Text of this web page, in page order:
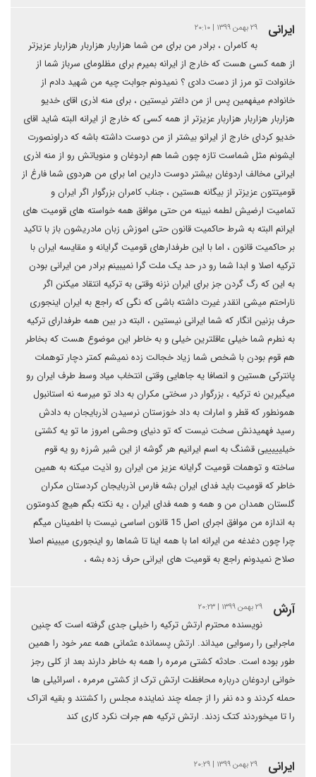
ایرانی ۲۹ بهمن ۱۳۹۹ | ۲۰:۱۰
به کامران ، برادر من برای من شما هزاربار هزاربار هزاربار عزیزتر
از همه کسی هست که خارج از ایرانه بمیرم برای مظلومای سرباز شما از
خانوادت تو مرز از دست دادی ؟ نمیدونم جوابت چیه من شهید دادم از
خانوادم میفهمین پس از من داغتر نیستین ، برای منه اذری اقای خدیو
هزاربار هزاربار هزاربار عزیزتر از همه کسی که خارج از ایرانه البته شاید اقای
خدیو کردای خارج از ایرانو بیشتر از من دوست داشته باشه که دراونصورت
ایشونم مثل شماست تازه چون شما هم اردوغان و منویاتش رو از منه اذری
ایرانی مخالف اردوغان بیشتر دوست دارین اما برای من هردوی شما فارغ از
قومیتتون عزیزتر از بیگانه هستین ، جناب کامران بزرگوار اگر ایران و
تمامیت ارضیش لطمه نبینه من حتی موافق همه خواسته های قومیت های
ایرانم البته به شرط حاکمیت قانون حتی اموزش زبان مادریشون باز با تاکید
بر حاکمیت قانون ، اما با این طرفدارهای قومیت گرایانه و مقایسه ایران با
ترکیه اصلا و ابدا شما رو در حد یک ملت گرا نمیبینم برادر من ایرانی بودن
به این که رگ گردن جز برای ایران نزنه وقتی به ترکیه انتقاد میکنن اگر
ناراحتم میشی انقدر غیرت داشته باشی که نگی که راجع به ایران اینجوری
حرف بزنین انگار که شما ایرانی نیستین ، البته در بین همه طرفدارای ترکیه
به نطرم شما خیلی عاقلترین خیلی و به خاطر این موضوع هست که بخاطر
هم قوم بودن با شخص شما زیاد خجالت زده نمیشم کمتر دچار توهمات
پانترکی هستین و انصافا یه جاهایی وقتی انتخاب میاد وسط طرف ایران رو
میگیرین نه ترکیه ، بزرگوار در سختی مکران به داد تو میرسه نه استانبول
همونطور که قطر و امارات به داد خوزستان نرسیدن اذربایجان به دادش
رسید فهمیدنش سخت نیست که تو دنیای وحشی امروز ما تو یه کشتی
خیلیییییی قشنگ به اسم ایرانیم هر گوشه از این شیر شرزه رو یه قوم
ساخته و توهمات قومیت گرایانه عزیز من ایران رو اذیت میکنه به همین
خاطر که قومیت باید فدای ایران بشه فارس اذربایجان کردستان مکران
گلستان همدان من و همه و همه فدای ایران ، یه نکته بگم هیچ کدومتون
به اندازه من موافق اجرای اصل 15 قانون اساسی نیست با اطمینان میگم
چرا چون دغدغه من ایرانه اما با همه اینا تا شماها رو اینجوری میبینم اصلا
صلاح نمیدونم راجع به قومیت های ایرانی حرف زده بشه ،
آرش ۲۹ بهمن ۱۳۹۹ | ۲۰:۲۳
نویسنده محترم ارتش ترکیه را خیلی جدی گرفته است که چنین
ماجرایی را رسوایی میداند. ارتش پسمانده عثمانی همه عمر خود را همین
طور بوده است. حادثه کشتی مرمره را همه به خاطر دارند بعد از کلی رجز
خوانی اردوغان درباره محافظت ارتش ترک از کشتی مرمره ، اسرائیلی ها
حمله کردند و ده نفر را از جمله چند نماینده مجلس را کشتند و بقیه اتراک
را تا میخوردند کتک زدند. ارتش ترکیه هم جرات نکرد کاری کند
ایرانی ۲۹ بهمن ۱۳۹۹ | ۲۰:۲۹